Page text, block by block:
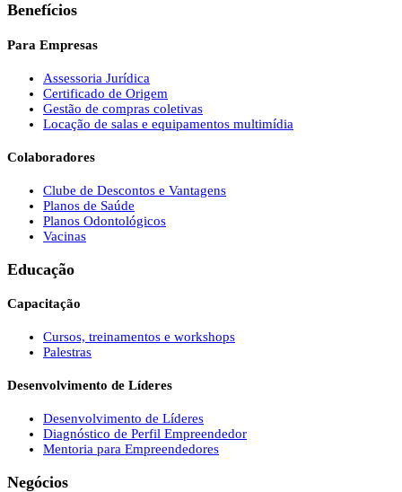
Benefícios
Para Empresas
Assessoria Jurídica
Certificado de Origem
Gestão de compras coletivas
Locação de salas e equipamentos multimídia
Colaboradores
Clube de Descontos e Vantagens
Planos de Saúde
Planos Odontológicos
Vacinas
Educação
Capacitação
Cursos, treinamentos e workshops
Palestras
Desenvolvimento de Líderes
Desenvolvimento de Líderes
Diagnóstico de Perfil Empreendedor
Mentoria para Empreendedores
Negócios